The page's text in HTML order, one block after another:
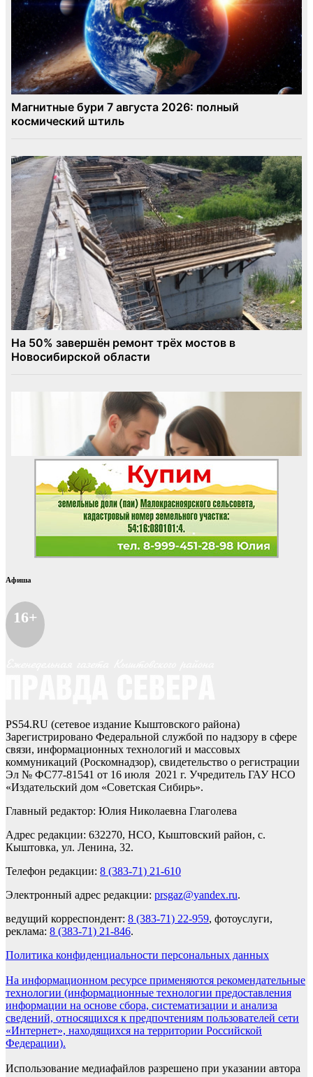
Афиша
16+
PS54.RU (сетевое издание Кыштовского района)
Зарегистрировано Федеральной службой по надзору в сфере
связи, информационных технологий и массовых
коммуникаций (Роскомнадзор), свидетельство о регистрации
Эл № ФС77-81541 от 16 июля 2021 г. Учредитель ГАУ НСО
«Издательский дом «Советская Сибирь».
Главный редактор: Юлия Николаевна Глаголева
Адрес редакции: 632270, НСО, Кыштовский район, с.
Кыштовка, ул. Ленина, 32.
Телефон редакции: 8 (383-71) 21-610
Электронный адрес редакции: prsgaz@yandex.ru.
ведущий корреспондент: 8 (383-71) 22-959, фотоуслуги,
реклама: 8 (383-71) 21-846.
Политика конфиденциальности персональных данных
На информационном ресурсе применяются рекомендательные
технологии (информационные технологии предоставления
информации на основе сбора, систематизации и анализа
сведений, относящихся к предпочтениям пользователей сети
«Интернет», находящихся на территории Российской
Федерации).
Использование медиафайлов разрешено при указании автора